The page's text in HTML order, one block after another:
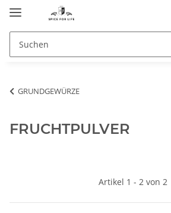
GRUNDGEWÜRZE
FRUCHTPULVER
Artikel 1 - 2 von 2